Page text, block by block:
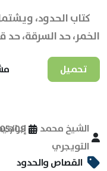
كتاب الحدود،
الخمر، حد السرقة،
تحميل
الشيخ محمد بن
التويجري
09
القصاص والحدود